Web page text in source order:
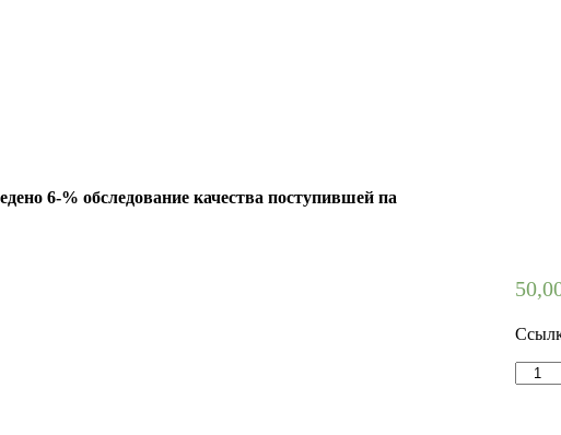
6-% обследование качества поступившей па